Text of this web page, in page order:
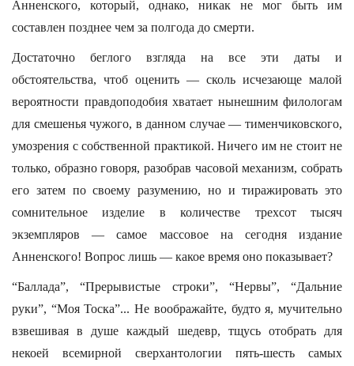
Анненского, который, однако, никак не мог быть им
составлен позднее чем за полгода до смерти.
Достаточно беглого взгляда на все эти даты и
обстоятельства, чтоб оценить — сколь исчезающе малой
вероятности правдоподобия хватает нынешним филологам
для смешенья чужого, в данном случае — тименчиковского,
умозрения с собственной практикой. Ничего им не стоит не
только, образно говоря, разобрав часовой механизм, собрать
его затем по своему разумению, но и тиражировать это
сомнительное изделие в количестве трехсот тысяч
экземпляров — самое массовое на сегодня издание
Анненского! Вопрос лишь — какое время оно показывает?
“Баллада”, “Прерывистые строки”, “Нервы”, “Дальние
руки”, “Моя Тоска”... Не воображайте, будто я, мучительно
взвешивая в душе каждый шедевр, тщусь отобрать для
некоей всемирной сверхантологии пять-шесть самых